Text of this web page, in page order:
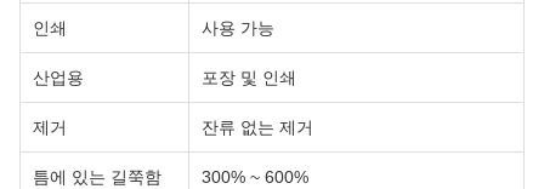
인쇄 사용 가능
산업용 포장 및 인쇄
제거 잔류 없는 제거
틈에 있는 길쭉함 300% ~ 600%